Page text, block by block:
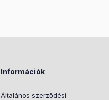
Információk
Általános szerződési